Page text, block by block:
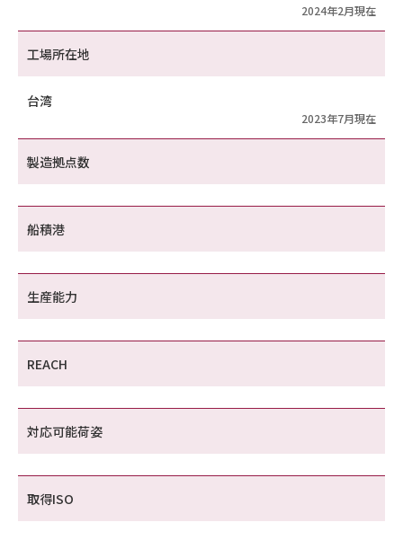
2024年2月現在
工場所在地
台湾
2023年7月現在
製造拠点数
船積港
生産能力
REACH
対応可能荷姿
取得ISO